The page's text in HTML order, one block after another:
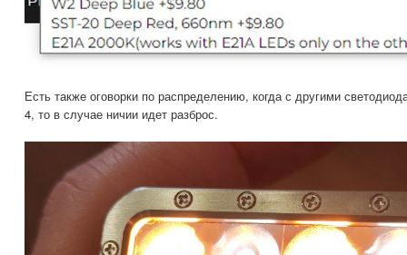
Есть также оговорки по распределению, когда с другими
4, то в случае ничии идет разброс.